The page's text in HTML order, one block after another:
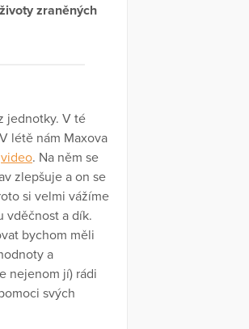
zraněných
jednotky. V té
létě nám Maxova
video. Na něm se
zlepšuje a on se
si velmi vážíme
vděčnost a dík.
bychom měli
a
nejenom jí) rádi
svých